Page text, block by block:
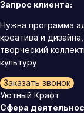
Запрос клиента:
Нужна программа
креатива и
творческий
культуру
Заказать звонок
Уютный Крафт
Сфера